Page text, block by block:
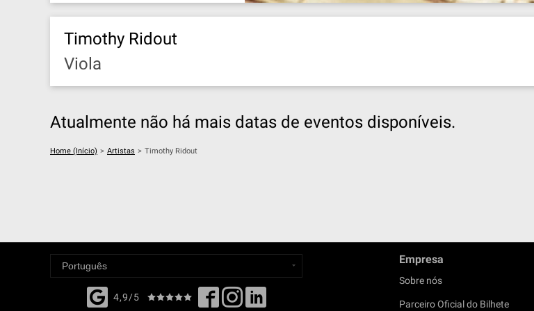
Timothy Ridout
Viola
Atualmente não há mais datas de eventos disponíveis.
Home (Início) > Artistas > Timothy Ridout
4,9/5
Empresa
Sobre nós
Parceiro Oficial do Bilhete